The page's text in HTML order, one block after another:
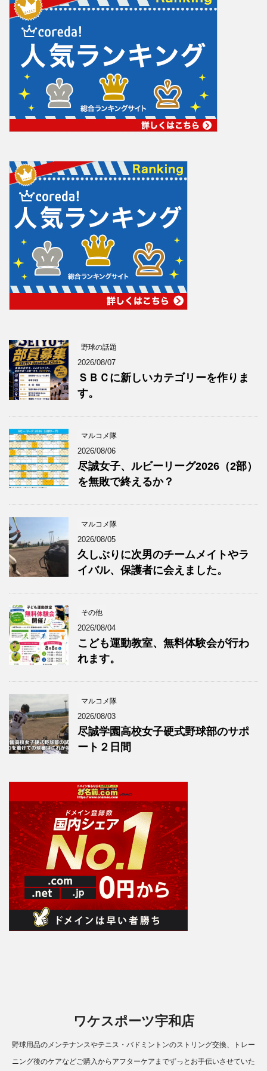
野球の話題
2026/08/07
ＳＢＣに新しいカテゴリーを作りま
す。
マルコメ隊
2026/08/06
尽誠女子、ルビーリーグ2026（2部）
を無敗で終えるか？
マルコメ隊
2026/08/05
久しぶりに次男のチームメイトやラ
イバル、保護者に会えました。
その他
2026/08/04
こども運動教室、無料体験会が行わ
れます。
マルコメ隊
2026/08/03
尽誠学園高校女子硬式野球部のサポ
ート２日間
ワケスポーツ宇和店
野球用品のメンテナンスやテニス・バドミントンのストリング交換、トレー
ニング後のケアなどご購入からアフターケアまでずっとお手伝いさせていた